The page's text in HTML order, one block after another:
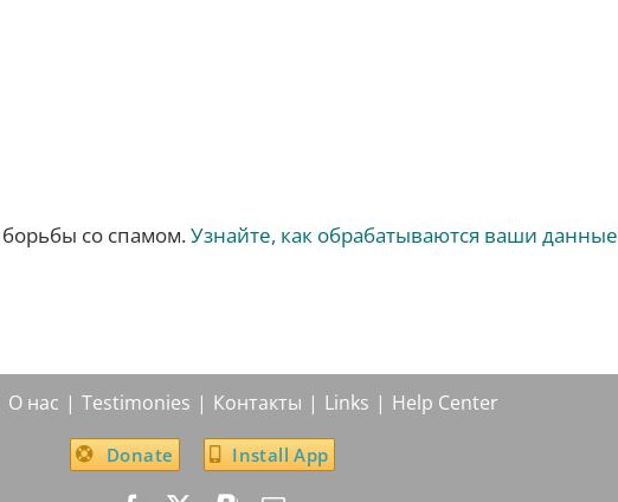
борьбы со спамом.Узнайте, как обрабатываются ваши данные
О нас Testimonies Контакты Links Help Center
Donate Install App